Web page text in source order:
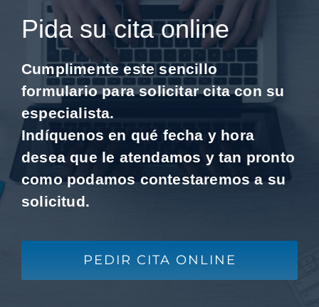
Pida su cita online
Cumplimente este sencillo
formulario para solicitar cita con su
especialista.
Indíquenos en qué fecha y hora
desea que le atendamos y tan pronto
como podamos contestaremos a su
solicitud.
PEDIR CITA ONLINE